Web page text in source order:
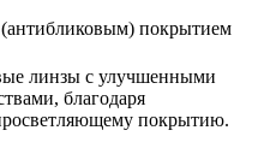
покрытием
линзы с улучшенными
благодаря
покрытию.